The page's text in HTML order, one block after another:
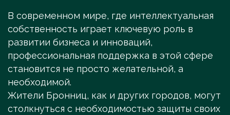
В современном мире, где интеллектуальная
собственность играет ключевую роль в
развитии бизнеса и инноваций,
профессиональная поддержка в этой сфере
становится не просто желательной, а
необходимой.
Жители Бронниц, как и других городов, могут
столкнуться с необходимостью защиты своих